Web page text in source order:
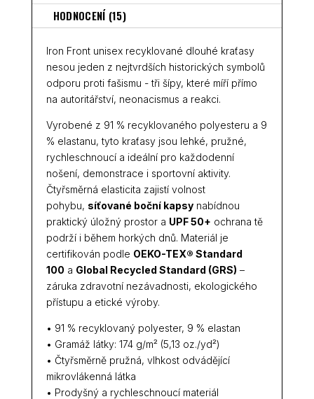
HODNOCENÍ (15)
Iron Front unisex recyklované dlouhé kraťasy
nesou jeden z nejtvrdších historických symbolů
odporu proti fašismu - tři šípy, které míří přímo
na autoritářství, neonacismus a reakci.
Vyrobené z 91 % recyklovaného polyesteru a 9
% elastanu, tyto kraťasy jsou lehké, pružné,
rychleschnoucí a ideální pro každodenní
nošení, demonstrace i sportovní aktivity.
Čtyřsměrná elasticita zajistí volnost
pohybu, síťované boční kapsynabídnou
praktický úložný prostor a UPF 50+ ochrana tě
podrží i během horkých dnů. Materiál je
certifikován podle OEKO-TEX® Standard
100 a Global Recycled Standard (GRS) –
záruka zdravotní nezávadnosti, ekologického
přístupu a etické výroby.
• 91 % recyklovaný polyester, 9 % elastan
• Gramáž látky: 174 g/m² (5,13 oz./yd²)
• Čtyřsměrně pružná, vlhkost odvádějící
mikrovlákenná látka
• Prodyšný a rychleschnoucí materiál